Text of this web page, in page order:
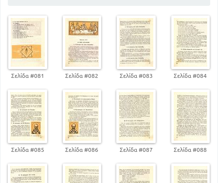
Σελίδα #081 Σελίδα #082 Σελίδα #083 Σελίδα #084
Σελίδα #085 Σελίδα #086 Σελίδα #087 Σελίδα #088